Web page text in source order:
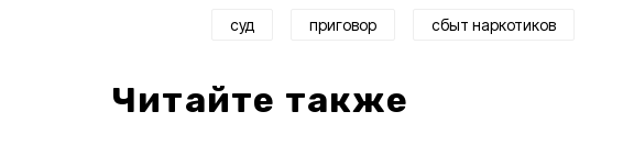
суд приговор сбыт наркотиков
Читайте также